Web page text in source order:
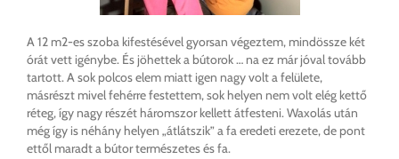
A 12 m2-es szoba kifestésével gyorsan végeztem, mindössze két
órát vett igénybe. És jöhettek a bútorok … na ez már jóval tovább
tartott. A sok polcos elem miatt igen nagy volt a felülete,
másrészt mivel fehérre festettem, sok helyen nem volt elég kettő
réteg, így nagy részét háromszor kellett átfesteni. Waxolás után
még így is néhány helyen „átlátszik” a fa eredeti erezete, de pont
ettől maradt a bútor természetes és fa.